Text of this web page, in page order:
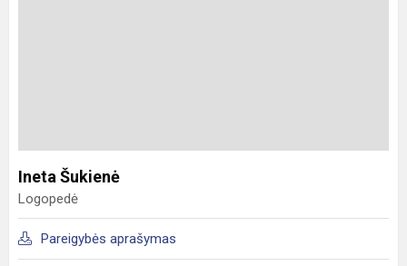
Ineta Šukienė
Logopedė
Pareigybės aprašymas